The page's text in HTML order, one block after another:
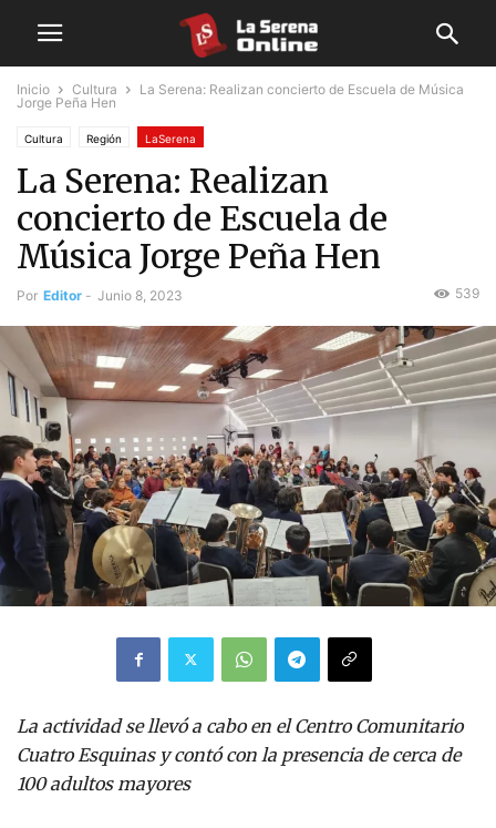
Inicio Cultura
La Serena: Realizan concierto de Escuela de Música
Jorge Peña Hen
Cultura Región LaSerena
La Serena: Realizan
concierto de Escuela de
Música Jorge Peña Hen
Por Editor - Junio 8, 2023 539
La actividad se llevó a cabo en el Centro Comunitario
Cuatro Esquinas y contó con la presencia de cerca de
100 adultos mayores